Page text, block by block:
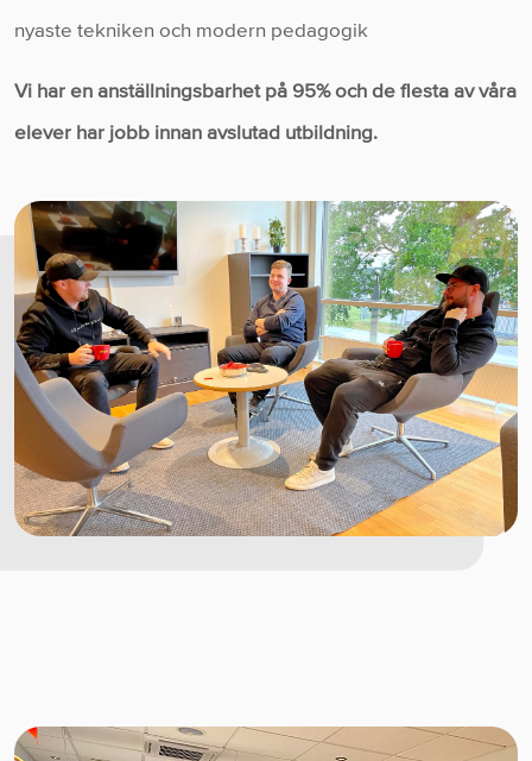
nyaste tekniken och modern pedagogik
Vi har en anställningsbarhet på 95% och de flesta av våra
elever har jobb innan avslutad utbildning.